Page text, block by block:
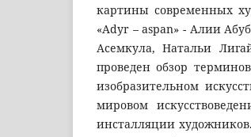
картины современных
«Adyr – aspan» - Алии
Асемкула, Натальи
проведен обзор
изобразительном
мировом
инсталляции